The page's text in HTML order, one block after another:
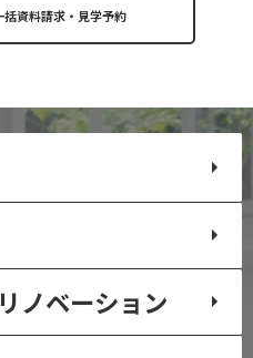
リノベーション